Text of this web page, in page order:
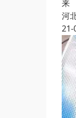
来
河
21-